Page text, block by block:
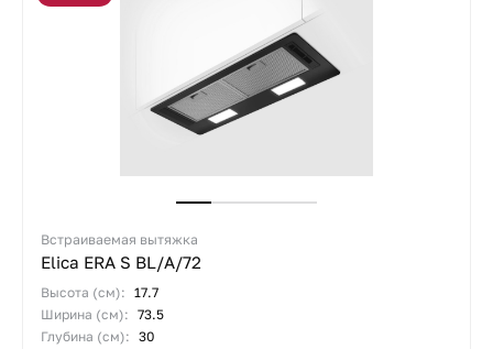
Встраиваемая вытяжка
Elica ERA S BL/A/72
Высота (см): 17.7
Ширина (см): 73.5
Глубина (см): 30